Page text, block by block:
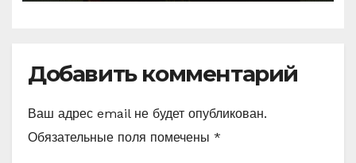
Добавить комментарий
Ваш адрес email не будет опубликован.
Обязательные поля помечены *